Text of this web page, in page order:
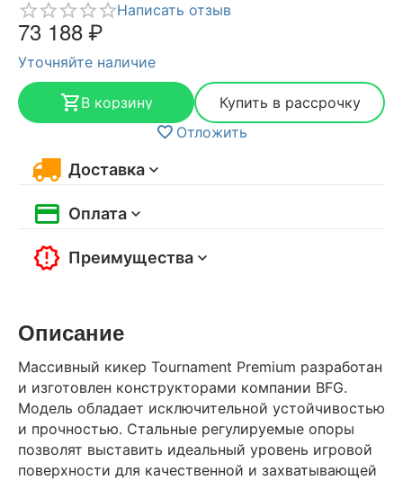
Написать отзыв
73 188₽
Уточняйте наличие
В корзину
Купить в рассрочку
Отложить
Доставка
Оплата
Преимущества
Описание
Массивный кикер Tournament Premium разработан
и изготовлен конструкторами компании BFG.
Модель обладает исключительной устойчивостью
и прочностью. Стальные регулируемые опоры
позволят выставить идеальный уровень игровой
поверхности для качественной и захватывающей